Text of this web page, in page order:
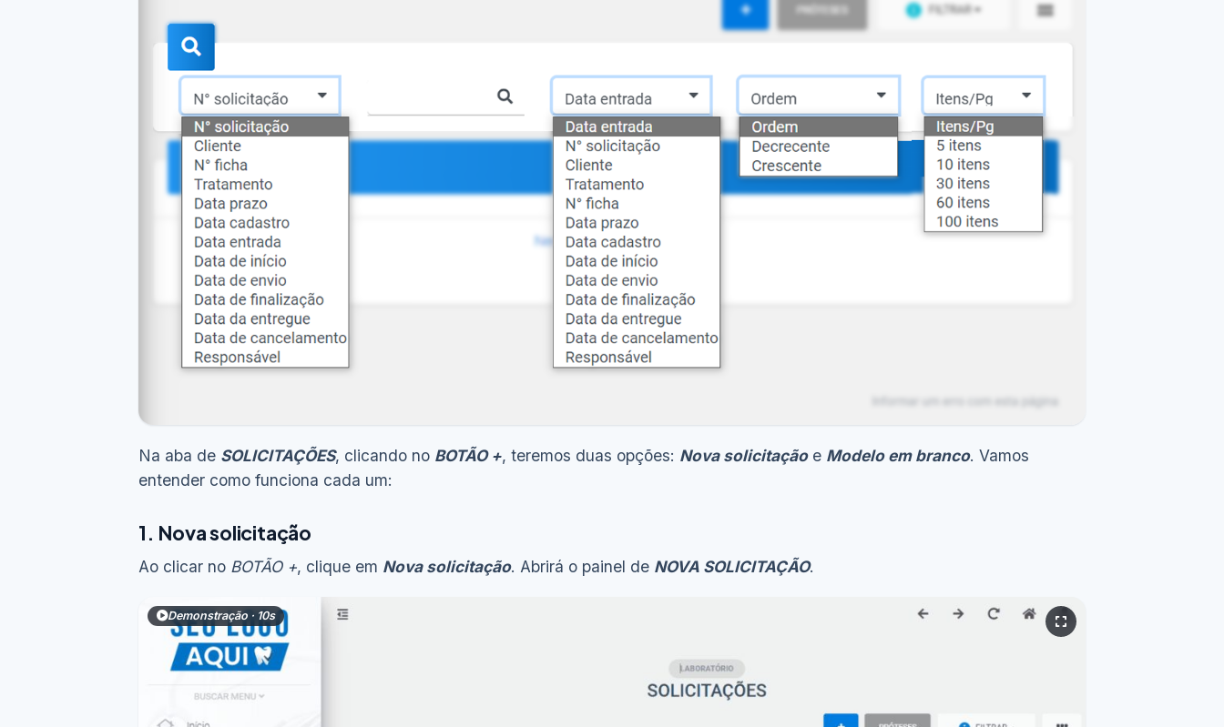
Na aba de SOLICITAÇÕES, clicando no BOTÃO +, teremos duas opções: Nova solicitaçãoe Modelo em branco. Vamos
entender como funciona cada um:
1. Nova solicitação
Ao clicar no BOTÃO +, clique em Nova solicitação. Abrirá o painel de NOVA SOLICITAÇÃO.
Demonstração · 10s